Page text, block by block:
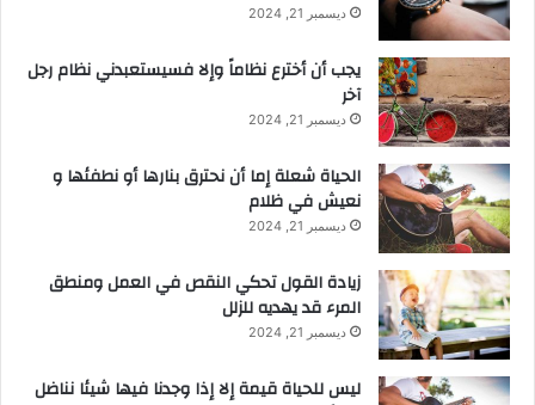
ديسمبر 21, 2024
يجب أن أخترع نظاماً وإلا فسيستعبدني نظام رجل
آخر
ديسمبر 21, 2024
الحياة شعلة إما أن نحترق بنارها أو نطفئها و
نعيش في ظلام
ديسمبر 21, 2024
زيادة القول تحكي النقص في العمل ومنطق
المرء قد يهديه للزلل
ديسمبر 21, 2024
ليس للحياة قيمة إلا إذا وجدنا فيها شيئا نناضل